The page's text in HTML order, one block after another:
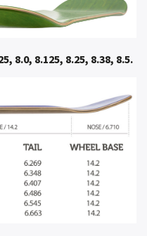
8.0, 8.125, 8.25, 8.38, 8.5.